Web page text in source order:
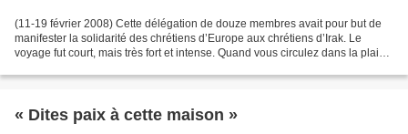
(11-19 février 2008) Cette délégation de douze membres avait pour but de
manifester la solidarité des chrétiens d’Europe aux chrétiens d’Irak. Le
voyage fut court, mais très fort et intense. Quand vous circulez dans la plaine
« Dites paix à cette maison »